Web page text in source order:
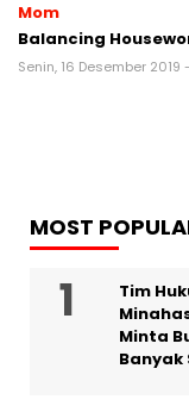
Mom
Balancing
Senin, 16 Desember 2019
MOST
Tim
Minta
Banyak